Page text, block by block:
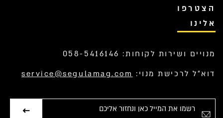
הצטרפו
אלינו
מנויים ושירות לקוחות: 058-5416146
דוא”ל לרכישת מנוי: service@segulamag.com